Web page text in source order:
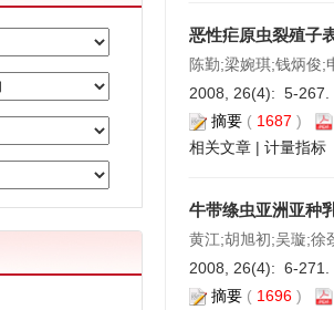
恶性疟原虫裂殖子
陈勤;梁婉琪;钱炳俊;
2008, 26(4): 5-267.
摘要 ( 1687 )
相关文章 | 计量指标
牛带绦虫亚洲亚种
黄江;胡旭初;吴璇;徐
2008, 26(4): 6-271.
摘要 ( 1696 )